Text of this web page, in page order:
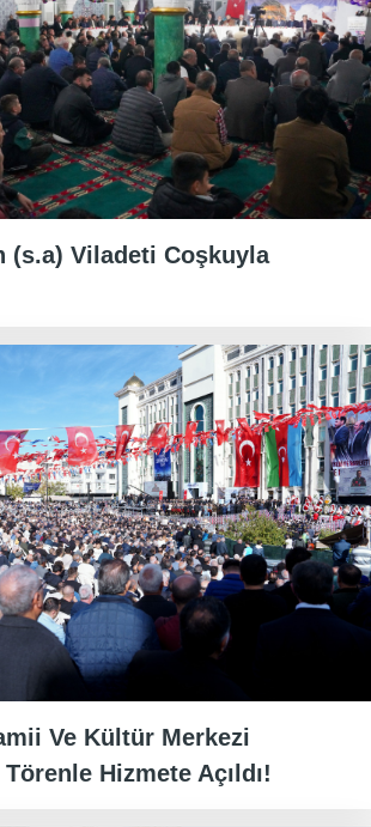
(s.a) Viladeti Coşkuyla
Ve Kültür Merkezi
Hizmete Açıldı!